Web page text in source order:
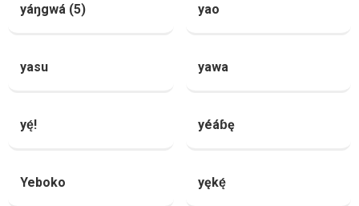
yáŋgwá (5) yao
yasu yawa
yę́! yéáɓę
Yeboko yękę́